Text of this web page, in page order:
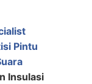
Pintu
Insulasi